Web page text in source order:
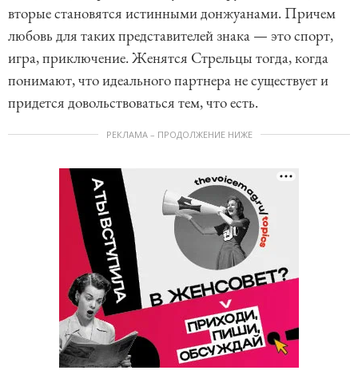
вторые становятся истинными донжуанами. Причем
любовь для таких представителей знака — это спорт,
игра, приключение. Женятся Стрельцы тогда, когда
понимают, что идеального партнера не существует и
придется довольствоваться тем, что есть.
РЕКЛАМА – ПРОДОЛЖЕНИЕ НИЖЕ